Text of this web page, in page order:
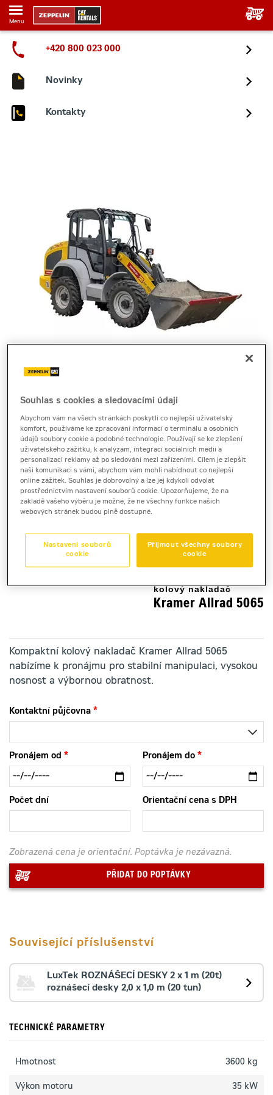
Menu
+420 800 023 000
Novinky
Kontakty
Cena za pronájem
1 - 22 dnů
3 290 Kč bez DPH
3 980 Kč s DPH
23 a více dnů
3 140 Kč bez DPH
3 799 Kč s DPH
Kauce
20 000 Kč
kolový nakladač
Kramer Allrad 5065
Kompaktní kolový nakladač Kramer Allrad 5065
nabízíme k pronájmu pro stabilní manipulaci, vysokou
nosnost a výbornou obratnost.
Kontaktní půjčovna
Pronájem od Pronájem do
Počet dní Orientační cena s DPH
Zobrazená cena je orientační. Poptávka je nezávazná.
PŘIDAT DO POPTÁVKY
Související příslušenství
LuxTek ROZNÁŠECÍ DESKY 2 x 1 m (20t)
roznášecí desky 2,0 x 1,0 m (20 tun)
TECHNICKÉ PARAMETRY
Hmotnost 3600 kg
Výkon motoru 35 kW
Souhlas s cookies a sledovacími údaji
Abychom vám na všech stránkách poskytli co nejlepší uživatelský
komfort, používáme ke zpracování informací o terminálu a osobních
údajů soubory cookie a podobné technologie. Používají se ke zlepšení
uživatelského zážitku, k analýzám, integraci sociálních médií a
personalizaci reklamy až po sledování mezi zařízeními. Cílem je zlepšit
naši komunikaci s vámi, abychom vám mohli nabídnout co nejlepší
online zážitek. Souhlas je dobrovolný a lze jej kdykoli odvolat
prostřednictvím nastavení souborů cookie. Upozorňujeme, že na
základě vašeho výběru je možné, že ne všechny funkce našich
webových stránek budou plně dostupné.
Přijmout všechny soubory
cookie
Nastavení souborů
cookie